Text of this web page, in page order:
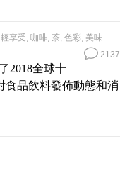
輕享受, 咖啡, 茶, 色彩, 美味
2137
2018全球十
食品飲料發佈動態和消